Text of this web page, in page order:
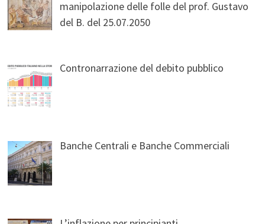
manipolazione delle folle del prof. Gustavo
del B. del 25.07.2050
Contronarrazione del debito pubblico
Banche Centrali e Banche Commerciali